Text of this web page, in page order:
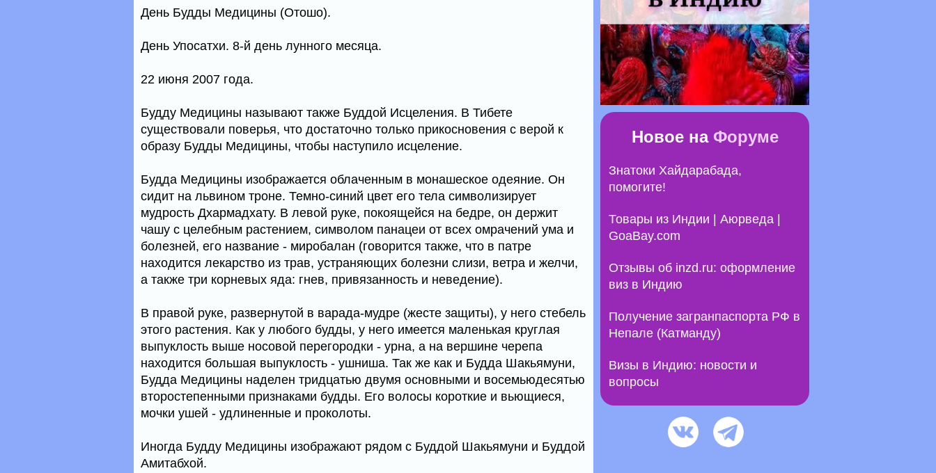
День Будды Медицины (Отошо).
День Упосатхи. 8-й день лунного месяца.
22 июня 2007 года.
Будду Медицины называют также Буддой Исцеления. В Тибете
существовали поверья, что достаточно только прикосновения с верой к
образу Будды Медицины, чтобы наступило исцеление.
Будда Медицины изображается облаченным в монашеское одеяние. Он
сидит на львином троне. Темно-синий цвет его тела символизирует
мудрость Дхармадхату. В левой руке, покоящейся на бедре, он держит
чашу с целебным растением, символом панацеи от всех омрачений ума и
болезней, его название - миробалан (говорится также, что в патре
находится лекарство из трав, устраняющих болезни слизи, ветра и желчи,
а также три корневых яда: гнев, привязанность и неведение).
В правой руке, развернутой в варада-мудре (жесте защиты), у него стебель
этого растения. Как у любого будды, у него имеется маленькая круглая
выпуклость выше носовой перегородки - урна, а на вершине черепа
находится большая выпуклость - ушниша. Так же как и Будда Шакьямуни,
Будда Медицины наделен тридцатью двумя основными и восемьюдесятью
второстепенными признаками будды. Его волосы короткие и вьющиеся,
мочки ушей - удлиненные и проколоты.
Иногда Будду Медицины изображают рядом с Буддой Шакьямуни и Буддой
Амитабхой.
Новое на Форуме
Знатоки Хайдарабада,
помогите!
Товары из Индии | Аюрведа |
GoaBay.com
Отзывы об inzd.ru: оформление
виз в Индию
Получение загранпаспорта РФ в
Непале (Катманду)
Визы в Индию: новости и
вопросы